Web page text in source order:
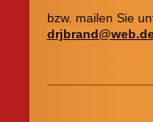
bzw. mailen Sie